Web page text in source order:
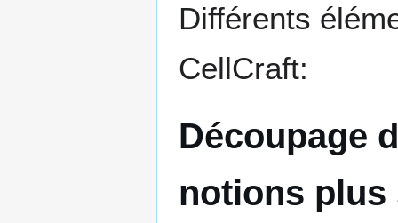
Différents
CellCraft:
Découpage
notions plus